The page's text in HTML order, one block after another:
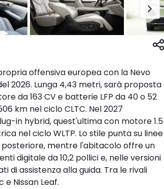
offensiva europea con la Nevo
2026. Lunga 4,43 metri, sarà proposta
da 163 CV e batterie LFP da 40 o 52
km nel ciclo CLTC. Nel 2027
in hybrid, quest'ultima con motore 1.5
nel ciclo WLTP. Lo stile punta su linee
mentre l'abitacolo offre un
digitale da 10,2 pollici e, nelle versioni
di assistenza alla guida. Tra le rivali
e Nissan Leaf.